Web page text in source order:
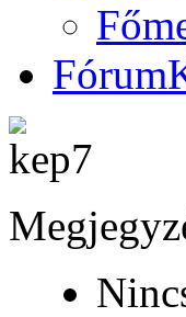
Fórum